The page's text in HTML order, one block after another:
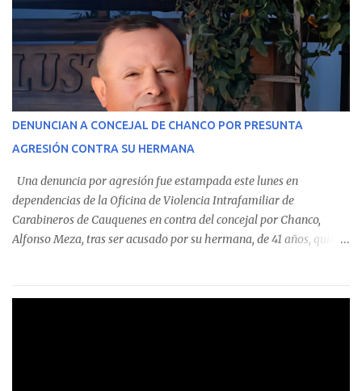
custodian fondos públicos— efectuaron transacciones por un
monto total de $116.075.918 entre enero de 2024 y junio de 2025.
En el detalle regional, se indica que en la comuna de Cauquenes se
identificó a cuatro funcionarios involucrados en este tipo de
operaciones. Asimismo, se precisa que uno de los casos
corresponde a un funcionario de la Municipalidad de Chanco,
detectaron incumplimientos a la normativa vigente. El informe
precisa que la mayor cantidad de dinero apostado se registró en
Talca, donde...
DENUNCIAN A CONCEJAL DE CHANCO POR PRESUNTA
AGRESIÓN CONTRA SU HERMANA
Una denuncia por agresión fue estampada este lunes en
dependencias de la Oficina de Violencia Intrafamiliar de
Carabineros de Cauquenes en contra del concejal por Chanco,
Alfonso Meza, tras ser acusado por su hermana, de 41 años, quien
relató que los hechos ocurrieron cerca de las 11:30 horas en el